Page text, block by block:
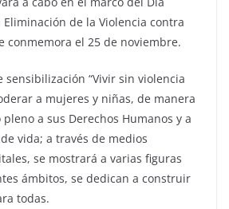
de la Violencia contra
conmemora el 25 de noviembre.
sensibilización “Vivir sin violencia
a mujeres y niñas, de manera
a sus Derechos Humanos y a
vida; a través de medios
se mostrará a varias figuras
ámbitos, se dedican a construir
todas.